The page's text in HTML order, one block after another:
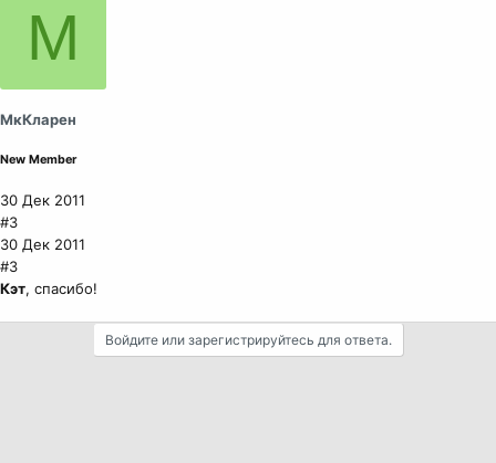
М
МкКларен
New Member
30 Дек 2011
#3
30 Дек 2011
#3
Кэт, спасибо!
Войдите или зарегистрируйтесь для ответа.